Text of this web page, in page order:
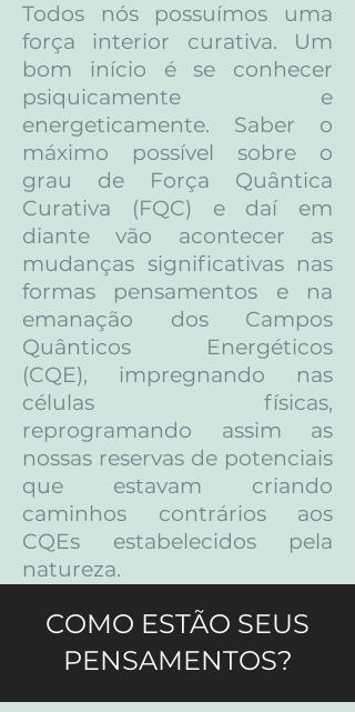
Todos nós possuímos uma
força interior curativa. Um
bom início é se conhecer
psiquicamente e
energeticamente. Saber o
máximo possível sobre o
grau de Força Quântica
Curativa (FQC) e daí em
diante vão acontecer as
mudanças significativas nas
formas pensamentos e na
emanação dos Campos
Quânticos Energéticos
(CQE), impregnando nas
células físicas,
reprogramando assim as
nossas reservas de potenciais
que estavam criando
caminhos contrários aos
CQEs estabelecidos pela
natureza.
COMO ESTÃO SEUS
PENSAMENTOS?